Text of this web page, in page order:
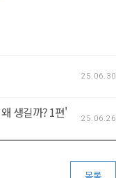
25.06.30
생길까? 1편' 25.06.26